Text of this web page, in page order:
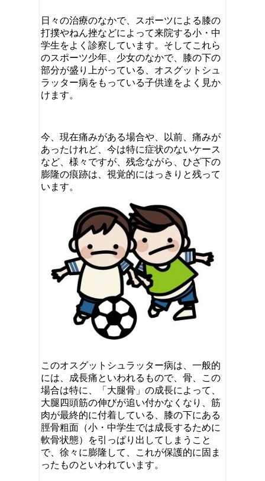
日々の治療のなかで、スポーツによる膝の
打撲やねん挫などによって来院する小・中
学生をよく診察しています。そしてこれら
のスポーツ少年、少女のなかで、膝の下の
部分が盛り上がっている、オスグットシュ
ラッター病をもっている子供達をよく見か
けます。
今、現在痛みがある場合や、以前、痛みが
あったけれど、今は特に症状のないケース
など、様々ですが、残念ながら、ひざ下の
膨隆の痕跡は、視覚的にはっきりと残って
います。
このオスグットシュラッター病は、一般的
には、成長痛といわれるもので、骨、この
場合は特に、「大腿骨」の成長によって、
大腿四頭筋の伸びが追い付かなくなり、筋
肉が最終的に付着している、膝の下にある
脛骨粗面（小・中学生では成長するために
軟骨状態）を引っぱり出してしまうこと
で、徐々に膨隆して、これが保護的に固ま
ったものといわれています。